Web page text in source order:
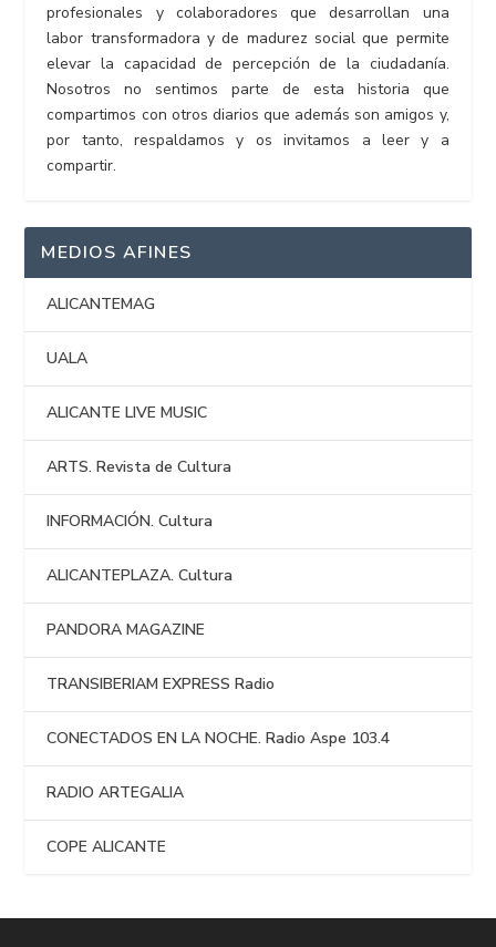
profesionales y colaboradores que desarrollan una
labor transformadora y de madurez social que permite
elevar la capacidad de percepción de la ciudadanía.
Nosotros no sentimos parte de esta historia que
compartimos con otros diarios que además son amigos y,
por tanto, respaldamos y os invitamos a leer y a
compartir.
MEDIOS AFINES
ALICANTEMAG
UALA
ALICANTE LIVE MUSIC
ARTS. Revista de Cultura
INFORMACIÓN. Cultura
ALICANTEPLAZA. Cultura
PANDORA MAGAZINE
TRANSIBERIAM EXPRESS Radio
CONECTADOS EN LA NOCHE. Radio Aspe 103.4
RADIO ARTEGALIA
COPE ALICANTE